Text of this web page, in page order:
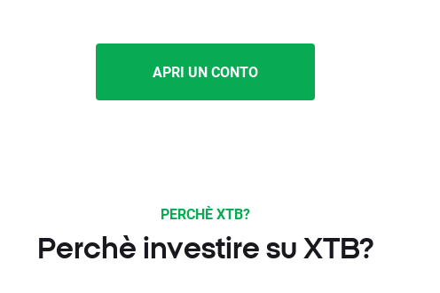
APRI UN CONTO
PERCHÈ XTB?
Perchè investire su XTB?